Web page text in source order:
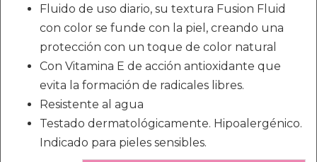
Fluido de uso diario, su textura Fusion Fluid
con color se funde con la piel, creando una
protección con un toque de color natural
Con Vitamina E de acción antioxidante que
evita la formación de radicales libres.
Resistente al agua
Testado dermatológicamente. Hipoalergénico.
Indicado para pieles sensibles.